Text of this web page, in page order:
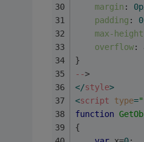
margin :
padding :
max-height
overflow:
}
-->
</style>
<script type=
function
{